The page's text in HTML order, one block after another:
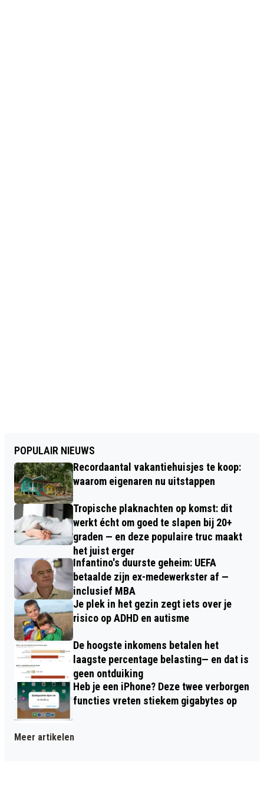
POPULAIR NIEUWS
Recordaantal vakantiehuisjes te koop:
waarom eigenaren nu uitstappen
Tropische plaknachten op komst: dit
werkt écht om goed te slapen bij 20+
graden — en deze populaire truc maakt
het juist erger
Infantino's duurste geheim: UEFA
betaalde zijn ex-medewerkster af —
inclusief MBA
Je plek in het gezin zegt iets over je
risico op ADHD en autisme
De hoogste inkomens betalen het
laagste percentage belasting— en dat is
geen ontduiking
Heb je een iPhone? Deze twee verborgen
functies vreten stiekem gigabytes op
Meer artikelen